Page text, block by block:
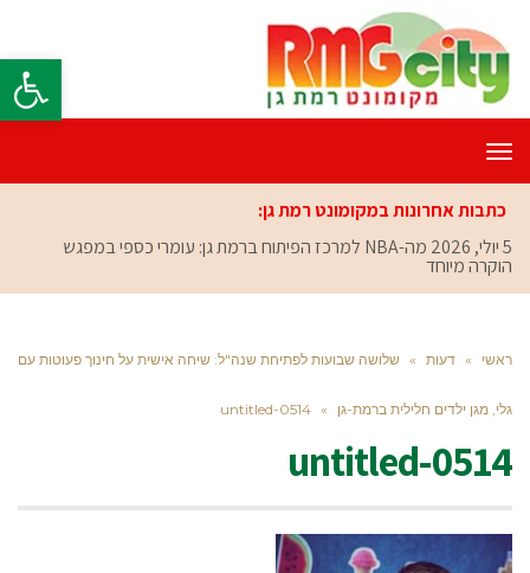
פתח
תפריט
כתבות אחרונות במקומונט רמת גן:
5 יולי, 2026
מה-NBA למרכז הפיתוח ברמת גן: עומרי כספי במפגש
הוקרה מיוחד
ראשי » דעות » שלושה שבועות לפתיחת שנה"ל: שיחה אישית על חינוך פעוטות עם
גלי, מגן ילדים חלילית ברמת-גן »
untitled-0514
untitled-0514